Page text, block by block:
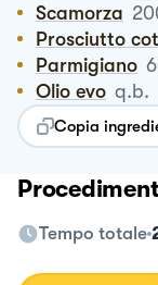
Scamorza
Prosciutto
Parmigiano
Olio evo q.b.
Copia
Tempo totale